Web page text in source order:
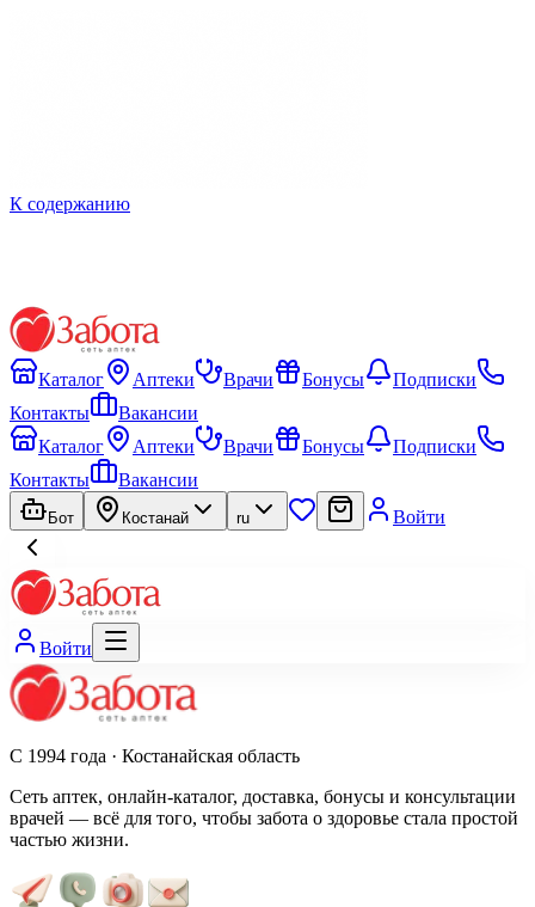
К содержанию
Каталог Аптеки Врачи Бонусы
Подписки
Контакты
Вакансии
Каталог
Аптеки Врачи Бонусы
Подписки
Контакты
Вакансии
Бот Костанай ru Войти
Войти
С 1994 года · Костанайская область
Сеть аптек, онлайн-каталог, доставка, бонусы и консультации
врачей — всё для того, чтобы забота о здоровье стала простой
частью жизни.